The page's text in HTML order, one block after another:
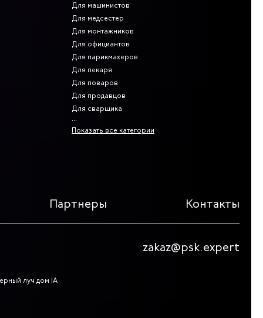
Для машинистов
Для медсестер
Для монтажников
Для официантов
Для парикмахеров
Для пекаря
Для поваров
Для продавцов
Для сварщика
Показать все категории
Партнеры Контакты
zakaz@psk.expert
луч дом 1А